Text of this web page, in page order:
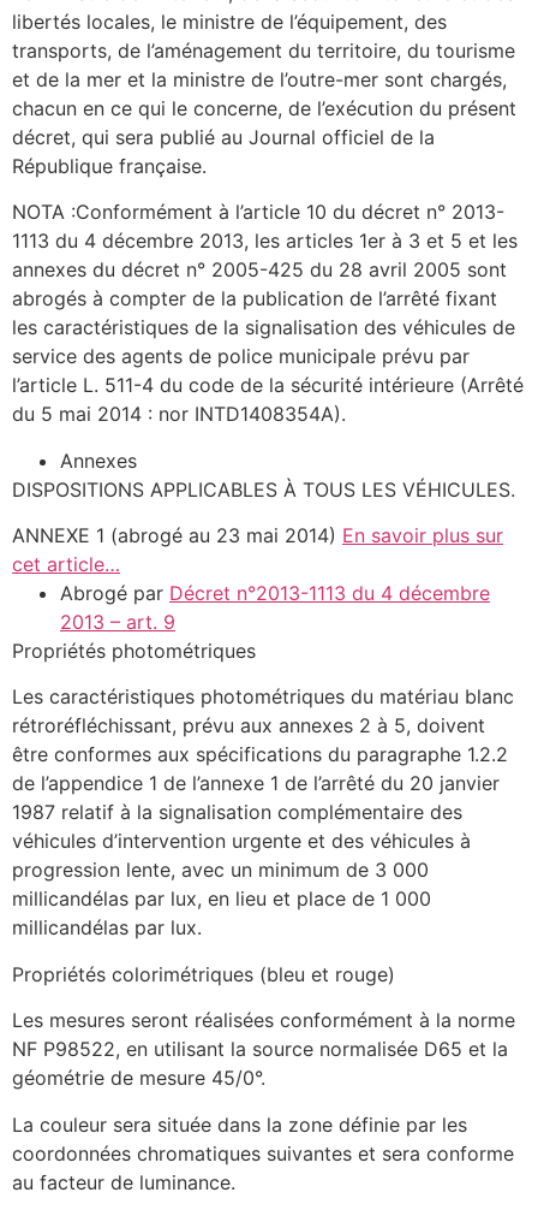
libertés locales, le ministre de l’équipement, des
transports, de l’aménagement du territoire, du tourisme
et de la mer et la ministre de l’outre-mer sont chargés,
chacun en ce qui le concerne, de l’exécution du présent
décret, qui sera publié au Journal officiel de la
République française.
NOTA :Conformément à l’article 10 du décret n° 2013-
1113 du 4 décembre 2013, les articles 1er à 3 et 5 et les
annexes du décret n° 2005-425 du 28 avril 2005 sont
abrogés à compter de la publication de l’arrêté fixant
les caractéristiques de la signalisation des véhicules de
service des agents de police municipale prévu par
l’article L. 511-4 du code de la sécurité intérieure (Arrêté
du 5 mai 2014 : nor INTD1408354A).
Annexes
DISPOSITIONS APPLICABLES À TOUS LES VÉHICULES.
ANNEXE 1 (abrogé au 23 mai 2014) En savoir plus sur
cet article…
Abrogé par Décret n°2013-1113 du 4 décembre
2013 – art. 9
Propriétés photométriques
Les caractéristiques photométriques du matériau blanc
rétroréfléchissant, prévu aux annexes 2 à 5, doivent
être conformes aux spécifications du paragraphe 1.2.2
de l’appendice 1 de l’annexe 1 de l’arrêté du 20 janvier
1987 relatif à la signalisation complémentaire des
véhicules d’intervention urgente et des véhicules à
progression lente, avec un minimum de 3 000
millicandélas par lux, en lieu et place de 1 000
millicandélas par lux.
Propriétés colorimétriques (bleu et rouge)
Les mesures seront réalisées conformément à la norme
NF P98522, en utilisant la source normalisée D65 et la
géométrie de mesure 45/0°.
La couleur sera située dans la zone définie par les
coordonnées chromatiques suivantes et sera conforme
au facteur de luminance.